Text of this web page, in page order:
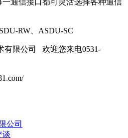
RW、ASDU-SC
有限公司 欢迎您来电0531-
公司
谈